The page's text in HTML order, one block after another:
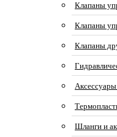
Клапаны
Клапаны
Клапаны
Аксессуары
Шланги и